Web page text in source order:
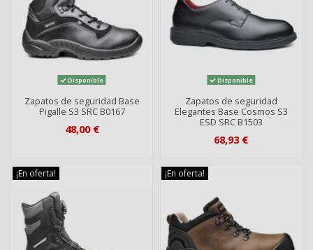
Disponible
Zapatos de seguridad Base
Pigalle S3 SRC B0167
48,00 €
Disponible
Zapatos de seguridad
Elegantes Base Cosmos S3
ESD SRC B1503
68,93 €
¡En oferta! ¡En oferta!